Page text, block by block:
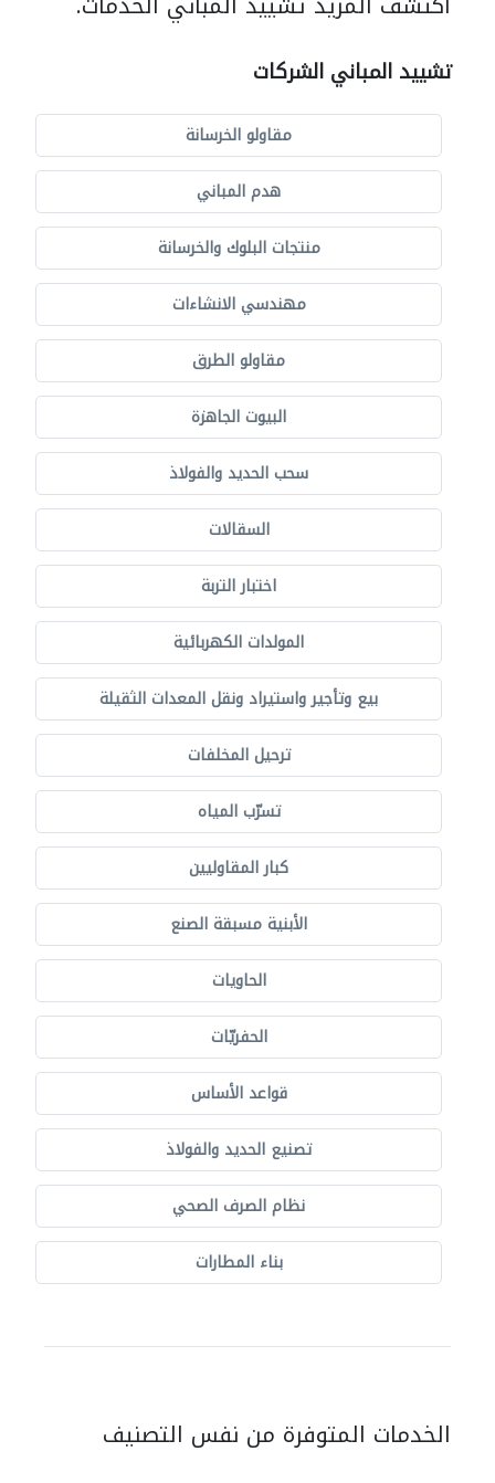
تشييد المباني الشركات
مقاولو الخرسانة
هدم المباني
منتجات البلوك والخرسانة
مهندسي الانشاءات
مقاولو الطرق
البيوت الجاهزة
سحب الحديد والفولاذ
السقالات
اختبار التربة
المولدات الكهربائية
بيع وتأجير واستيراد ونقل المعدات الثقيلة
ترحيل المخلفات
تسرّب المياه
كبار المقاوليين
الأبنية مسبقة الصنع
الحاويات
الحفريّات
قواعد الأساس
تصنيع الحديد والفولاذ
نظام الصرف الصحي
بناء المطارات
الخدمات المتوفرة من نفس التصنيف